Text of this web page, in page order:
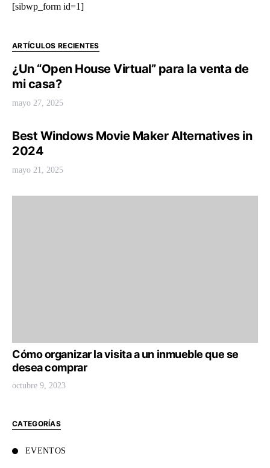
[sibwp_form id=1]
ARTÍCULOS RECIENTES
¿Un “Open House Virtual” para la venta de
mi casa?
mayo 27, 2025
Best Windows Movie Maker Alternatives in
2024
mayo 21, 2025
Cómo organizar la visita a un inmueble que se
desea comprar
octubre 9, 2023
CATEGORÍAS
EVENTOS